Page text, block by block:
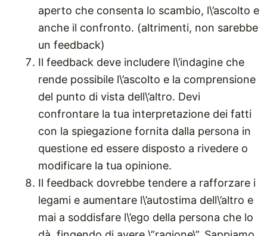
aperto che consenta lo scambio, l\’ascolto e
anche il confronto. (altrimenti, non sarebbe
un feedback)
Il feedback deve includere l\’indagine che
rende possibile l\’ascolto e la comprensione
del punto di vista dell\’altro. Devi
confrontare la tua interpretazione dei fatti
con la spiegazione fornita dalla persona in
questione ed essere disposto a rivedere o
modificare la tua opinione.
Il feedback dovrebbe tendere a rafforzare i
legami e aumentare l\’autostima dell\’altro e
mai a soddisfare l\’ego della persona che lo